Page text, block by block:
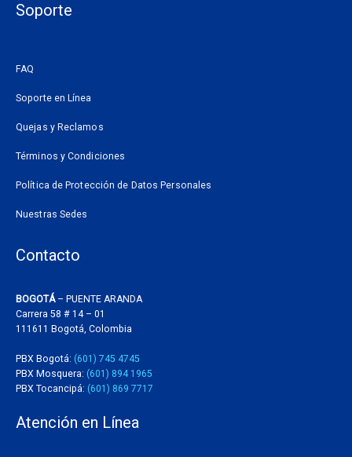
Soporte
FAQ
Soporte en Línea
Quejas y Reclamos
Términos y Condiciones
Política de Protección de Datos Personales
Nuestras Sedes
Contacto
BOGOTÁ– PUENTE ARANDA
Carrera 58 # 14 – 01
111611 Bogotá, Colombia
PBX Bogotá: (601) 745 4745
PBX Mosquera: (601) 894 1965
PBX Tocancipá: (601) 869 7717
Atención en Línea